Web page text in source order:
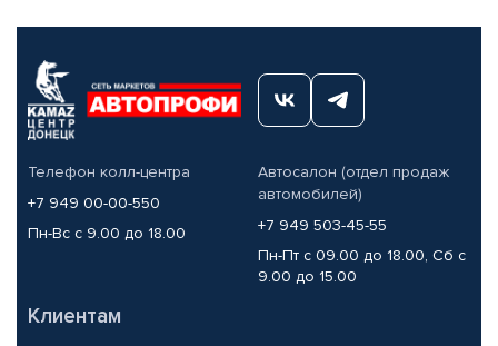
Телефон колл-центра
+7 949 00-00-550
Пн-Вс с 9.00 до 18.00
Автосалон (отдел продаж
автомобилей)
+7 949 503-45-55
Пн-Пт с 09.00 до 18.00, Сб с
9.00 до 15.00
Клиентам